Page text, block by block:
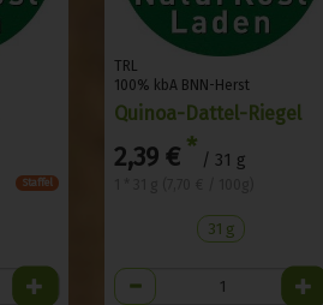
Staffel
TRL
100% kbA BNN-Herst
Quinoa-Dattel-Riegel
2,39 € * / 31 g
31 g
Anzahl